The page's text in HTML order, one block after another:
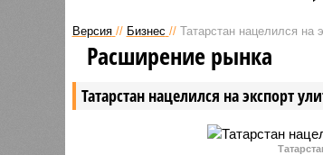
акции выступили общественные
деятели и политические партии
республики.
Версия // Бизнес // Татарстан нацелился на
Татарстан нацелился на экспорт
Расширение рынка